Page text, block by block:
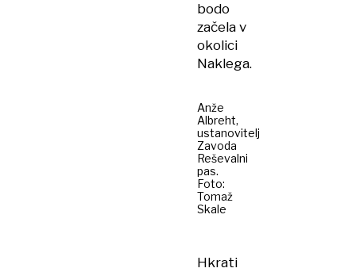
bodo
začela v
okolici
Naklega.
Anže
Albreht,
ustanovitelj
Zavoda
Reševalni
pas.
Foto:
Tomaž
Skale
Hkrati